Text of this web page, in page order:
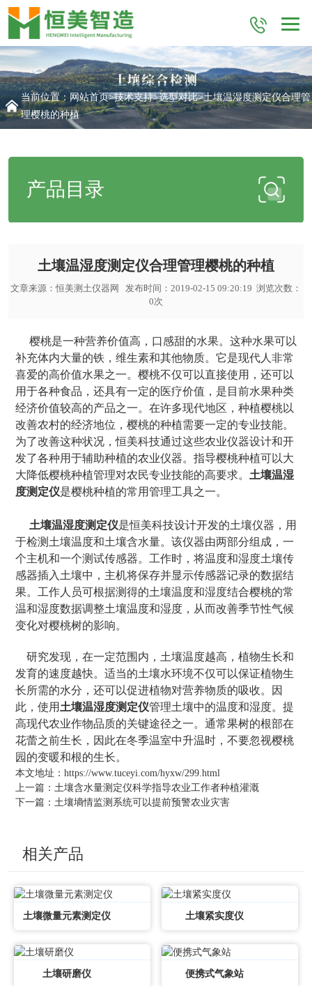
当前位置： 网站首页>技术支持>选型对比>土壤温湿度测定仪合理管
理樱桃的种植
产品目录
土壤温湿度测定仪合理管理樱桃的种植
文章来源： 恒美测土仪器网
发布时间：2019-02-15 09:20:19 浏览次数：
0次
樱桃是一种营养价值高，口感甜的水果。这种水果可以
补充体内大量的铁，维生素和其他物质。它是现代人非常
喜爱的高价值水果之一。樱桃不仅可以直接使用，还可以
用于各种食品，还具有一定的医疗价值，是目前水果种类
经济价值较高的产品之一。在许多现代地区，种植樱桃以
改善农村的经济地位，樱桃的种植需要一定的专业技能。
为了改善这种状况，恒美科技通过这些农业仪器设计和开
发了各种用于辅助种植的农业仪器。指导樱桃种植可以大
大降低樱桃种植管理对农民专业技能的高要求。 土壤温湿
度测定仪是樱桃种植的常用管理工具之一。
土壤温湿度测定仪是恒美科技设计开发的土壤仪器，用
于检测土壤温度和土壤含水量。该仪器由两部分组成，一
个主机和一个测试传感器。工作时，将温度和湿度土壤传
感器插入土壤中，主机将保存并显示传感器记录的数据结
果。工作人员可根据测得的土壤温度和湿度结合樱桃的常
温和湿度数据调整土壤温度和湿度，从而改善季节性气候
变化对樱桃树的影响。
研究发现，在一定范围内，土壤温度越高，植物生长和
发育的速度越快。适当的土壤水环境不仅可以保证植物生
长所需的水分，还可以促进植物对营养物质的吸收。因
此，使用 土壤温湿度测定仪管理土壤中的温度和湿度。提
高现代农业作物品质的关键途径之一。通常果树的根部在
花蕾之前生长，因此在冬季温室中升温时，不要忽视樱桃
园的变暖和根的生长。
本文地址： https://www.tuceyi.com/hyxw/299.html
上一篇： 土壤含水量测定仪科学指导农业工作者种植灌溉
下一篇： 土壤墒情监测系统可以提前预警农业灾害
相关产品
土壤微量元素测定仪 土壤紧实度仪
土壤研磨仪 便携式气象站